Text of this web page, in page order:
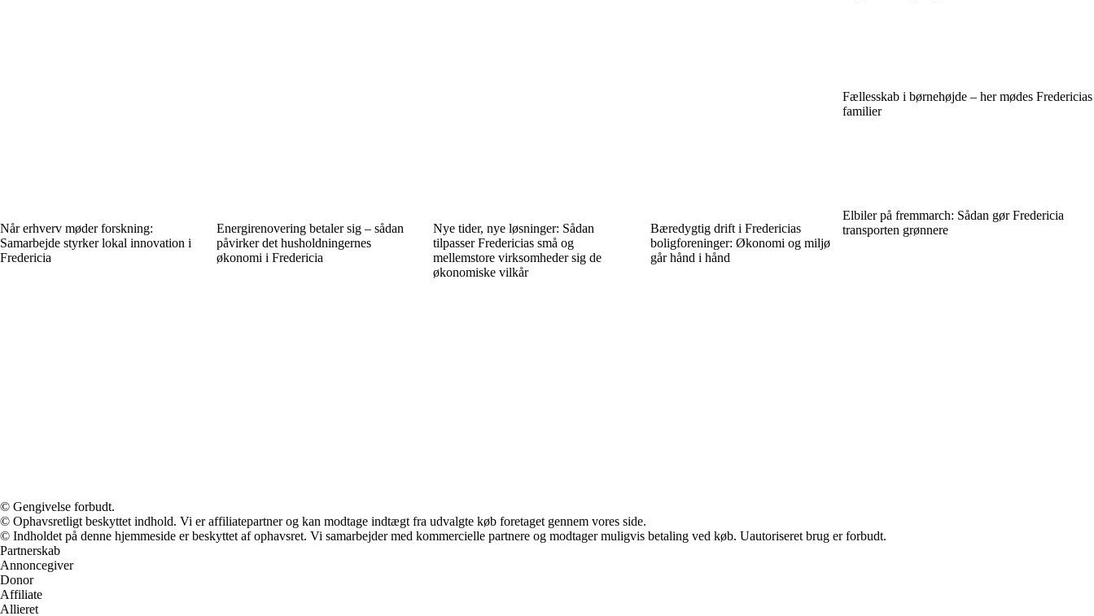
Når erhverv møder forskning:
Samarbejde styrker lokal innovation i
Fredericia
Energirenovering betaler sig – sådan
påvirker det husholdningernes
økonomi i Fredericia
Nye tider, nye løsninger: Sådan
tilpasser Fredericias små og
mellemstore virksomheder sig de
økonomiske vilkår
Bæredygtig drift i Fredericias
boligforeninger: Økonomi og miljø
går hånd i hånd
Fællesskab i børnehøjde – her mødes Fredericias
familier
Elbiler på fremmarch: Sådan gør Fredericia
transporten grønnere
© Gengivelse forbudt.
© Ophavsretligt beskyttet indhold. Vi er affiliatepartner og kan modtage indtægt fra udvalgte køb foretaget gennem vores side.
© Indholdet på denne hjemmeside er beskyttet af ophavsret. Vi samarbejder med kommercielle partnere og modtager muligvis betaling ved køb. Uautoriseret brug er forbudt.
Partnerskab
Annoncegiver
Donor
Affiliate
Allieret